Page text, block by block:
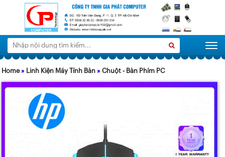
Tìm
kiếm:
Home» Linh Kiện Máy Tính Bàn » Chuột - Bàn Phím PC